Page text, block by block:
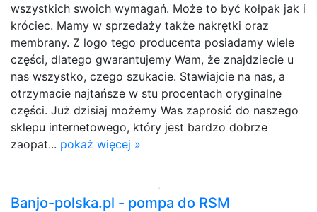
wszystkich swoich wymagań. Może to być kołpak jak i
króciec. Mamy w sprzedaży także nakrętki oraz
membrany. Z logo tego producenta posiadamy wiele
części, dlatego gwarantujemy Wam, że znajdziecie u
nas wszystko, czego szukacie. Stawiajcie na nas, a
otrzymacie najtańsze w stu procentach oryginalne
części. Już dzisiaj możemy Was zaprosić do naszego
sklepu internetowego, który jest bardzo dobrze
zaopat... pokaż więcej »
Banjo-polska.pl - pompa do RSM